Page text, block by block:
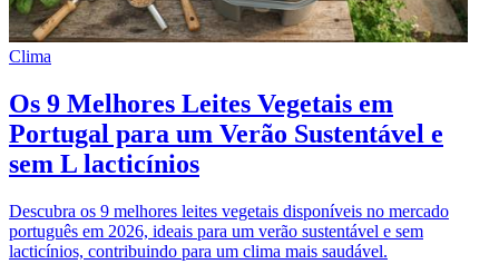
Clima
Os 9 Melhores Leites Vegetais em
Portugal para um Verão Sustentável e
sem L lacticínios
Descubra os 9 melhores leites vegetais disponíveis no mercado
português em 2026, ideais para um verão sustentável e sem
lacticínios, contribuindo para um clima mais saudável.